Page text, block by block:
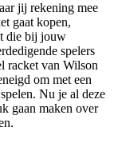
jij rekening mee
gaat kopen,
die bij jouw
spelers
racket van Wilson
om met een
Nu je al deze
gaan maken over